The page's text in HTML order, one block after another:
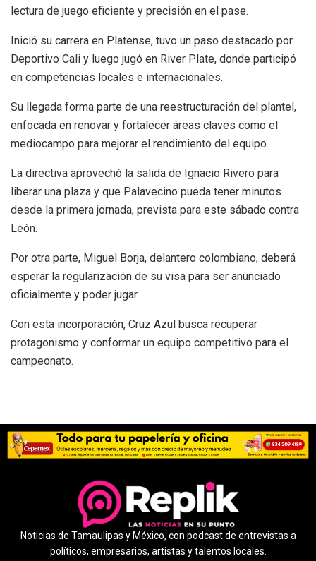
lectura de juego eficiente y precisión en el pase.
Inició su carrera en Platense, tuvo un paso destacado por
Deportivo Cali y luego jugó en River Plate, donde participó
en competencias locales e internacionales.
Su llegada forma parte de una reestructuración del plantel,
enfocada en renovar y fortalecer áreas claves como el
mediocampo para mejorar el rendimiento del equipo.
La directiva aprovechó la salida de Ignacio Rivero para
liberar una plaza y que Palavecino pueda tener minutos
desde la primera jornada, prevista para este sábado contra
León.
Por otra parte, Miguel Borja, delantero colombiano, deberá
esperar la regularización de su visa para ser anunciado
oficialmente y poder jugar.
Con esta incorporación, Cruz Azul busca recuperar
protagonismo y conformar un equipo competitivo para el
campeonato.
Noticias de Tamaulipas y México, con podcast de entrevistas a
políticos, empresarios, artistas y talentos locales.